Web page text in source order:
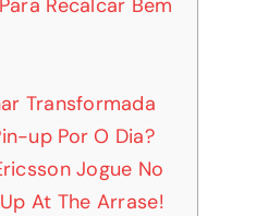
Recalcar Bem
Transformada
up Por O Dia?
Jogue No
At The Arrase!